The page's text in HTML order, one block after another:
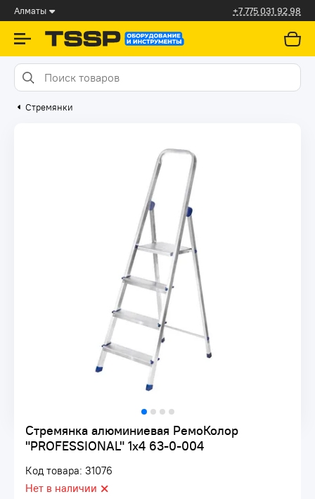
Алматы +7 775 031 92 98
Стремянки
Стремянка алюминиевая РемоКолор
"PROFESSIONAL" 1х4 63-0-004
Код товара: 31076
Нет в наличии